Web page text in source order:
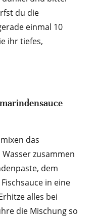
du die
einmal 10
ihr tiefes,
das
zusammen
dem
in eine
alles bei
die Mischung so